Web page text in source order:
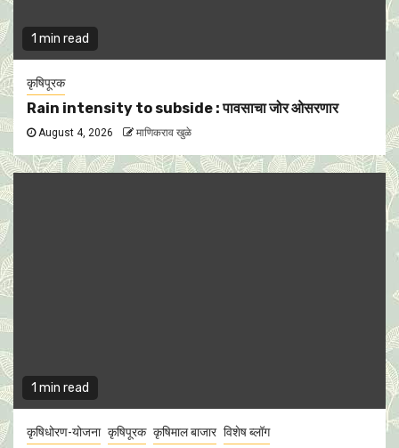
1 min read
कृषिपूरक
Rain intensity to subside : पावसाचा जोर ओसरणार
August 4, 2026 माणिकराव खुळे
1 min read
कृषिधोरण-योजना कृषिपूरक कृषिमाल बाजार विशेष ब्लॉग